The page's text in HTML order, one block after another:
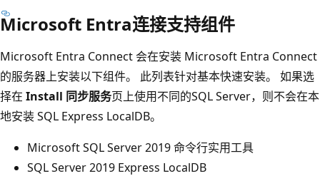
Microsoft Entra连接支持组件
Microsoft Entra Connect 会在安装 Microsoft Entra Connect
的服务器上安装以下组件。 此列表针对基本快速安装。 如果选
择在 Install 同步服务页上使用不同的SQL Server，则不会在本
地安装 SQL Express LocalDB。
Microsoft SQL Server 2019 命令行实用工具
SQL Server 2019 Express LocalDB